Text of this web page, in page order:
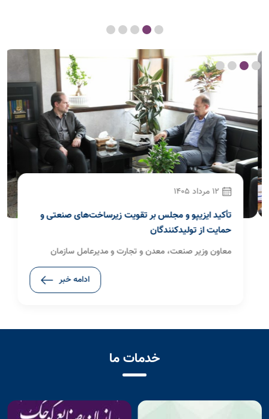
12 مرداد 1405
تأکید ایزیپو و مجلس بر تقویت زیرساخت‌های صنعتی و
حمایت از تولیدکنندگان
معاون وزیر صنعت، معدن و تجارت و مدیرعامل سازمان
صنایع کوچک و شهرک‌های صنعتی ایران (ایزیپو) در دیدار با
رئیس فراکسیون صنعت، معدن، ایمنی و استاندارد مجلس
تعاملات میان دولت و مجلس برای شتاب‌بخشی به اجرای
ادامه خبر
خدمات ما